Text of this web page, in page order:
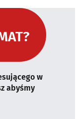
w
abyśmy